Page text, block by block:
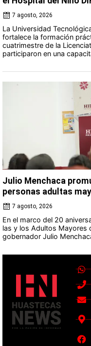
7 agosto, 2026
La Universidad
fortalece la formación
cuatrimestre de la
participaron en una
Julio Menchaca
personas adultas
7 agosto, 2026
En el marco del 20
las y los Adultos Mayores
gobernador Julio